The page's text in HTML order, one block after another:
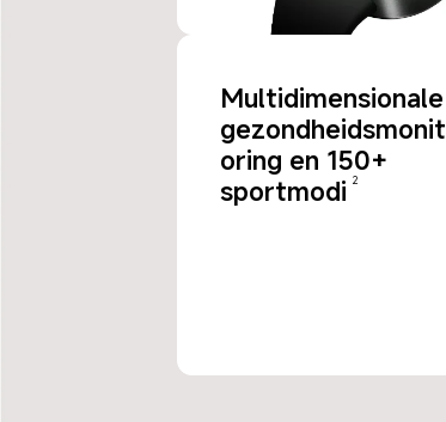
Multidimensionale
gezondheidsmonit
oring en 150+
sportmodi 2